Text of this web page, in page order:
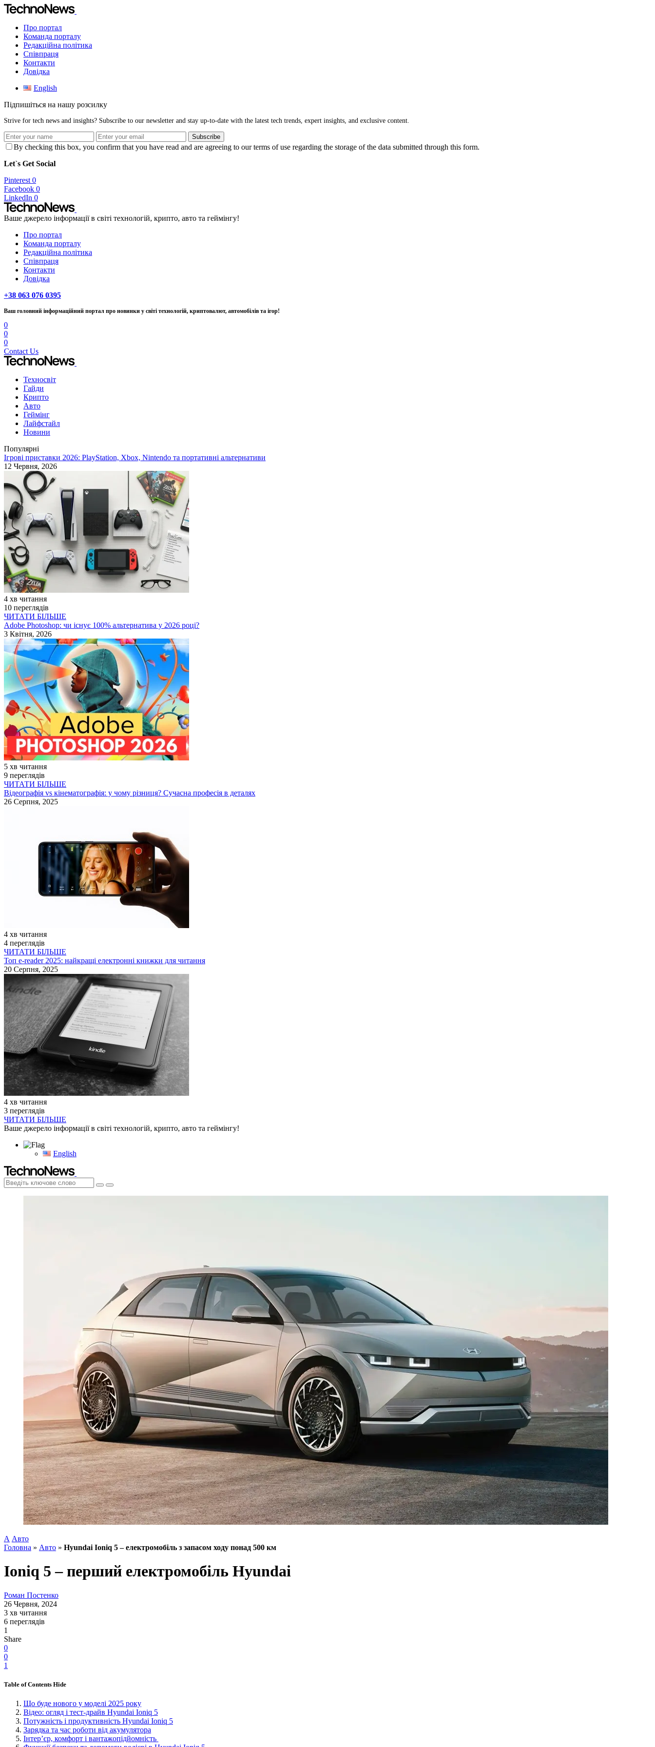
Про портал
Команда порталу
Редакційна політика
Співпраця
Контакти
Довідка
English
Підпишіться на нашу розсилку
Strive for tech news and insights? Subscribe to our newsletter and stay up-to-date with the latest tech trends, expert insights, and exclusive content.
Subscribe
By checking this box, you confirm that you have read and are agreeing to our terms of use regarding the storage of the data submitted through this form.
Let`s Get Social
Pinterest 0
Facebook 0
LinkedIn 0
Ваше джерело інформації в світі технологій, крипто, авто та геймінгу!
Про портал
Команда порталу
Редакційна політика
Співпраця
Контакти
Довідка
+38 063 076 0395
Ваш головний інформаційний портал про новинки у світі технологій, криптовалют, автомобілів та ігор!
0
0
0
Contact Us
Техносвіт
Гайди
Крипто
Авто
Геймінг
Лайфстайл
Новини
Популярні
Ігрові приставки 2026: PlayStation, Xbox, Nintendo та портативні альтернативи
12 Червня, 2026
4 хв читання
10 переглядів
ЧИТАТИ БІЛЬШЕ
Adobe Photoshop: чи існує 100% альтернатива у 2026 році?
3 Квітня, 2026
5 хв читання
9 переглядів
ЧИТАТИ БІЛЬШЕ
Відеографія vs кінематографія: у чому різниця? Сучасна професія в деталях
26 Серпня, 2025
4 хв читання
4 переглядів
ЧИТАТИ БІЛЬШЕ
Топ e-reader 2025: найкращі електронні книжки для читання
20 Серпня, 2025
4 хв читання
3 переглядів
ЧИТАТИ БІЛЬШЕ
Ваше джерело інформації в світі технологій, крипто, авто та геймінгу!
English
А Авто
Головна » Авто » Hyundai Ioniq 5 – електромобіль з запасом ходу понад 500 км
Ioniq 5 – перший електромобіль Hyundai
Роман Постенко
26 Червня, 2024
3 хв читання
6 переглядів
1
Share
0
0
1
Table of Contents Hide
Що буде нового у моделі 2025 року
Відео: огляд і тест-драйв Hyundai Ioniq 5
Потужність і продуктивність Hyundai Ioniq 5
Зарядка та час роботи від акумулятора
Інтер’єр, комфорт і вантажопідйомність